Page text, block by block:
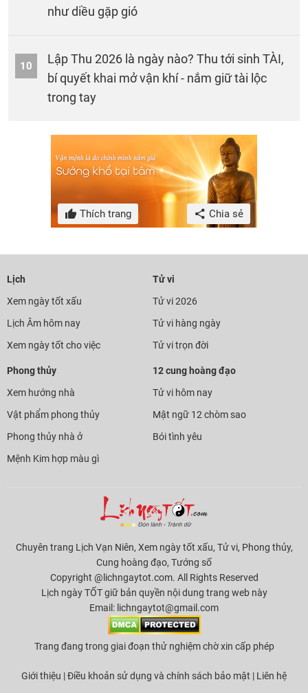
như diều gặp gió
10
Lập Thu 2026 là ngày nào? Thu tới sinh TÀI,
bí quyết khai mở vận khí - nắm giữ tài lộc
trong tay
Thích trang Chia sẻ
Lịch
Xem ngày tốt xấu
Lịch Âm hôm nay
Xem ngày tốt cho việc
Tử vi
Tử vi 2026
Tử vi hàng ngày
Tử vi trọn đời
Phong thủy
Xem hướng nhà
Vật phẩm phong thủy
Phong thủy nhà ở
Mệnh Kim hợp màu gì
12 cung hoàng đạo
Tử vi hôm nay
Mật ngữ 12 chòm sao
Bói tình yêu
Chuyên trang Lịch Vạn Niên, Xem ngày tốt xấu, Tử vi, Phong thủy,
Cung hoàng đạo, Tướng số
Copyright @lichngaytot.com. All Rights Reserved
Lịch ngày TỐT giữ bản quyền nội dung trang web này
Email: lichngaytot@gmail.com
Trang đang trong giai đoạn thử nghiệm chờ xin cấp phép
Giới thiệu |Điều khoản sử dụng và chính sách bảo mật | Liên hệ